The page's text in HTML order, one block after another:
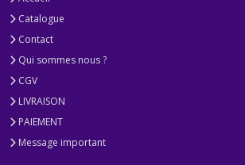
Catalogue
Contact
Qui sommes nous ?
CGV
LIVRAISON
PAIEMENT
Message important